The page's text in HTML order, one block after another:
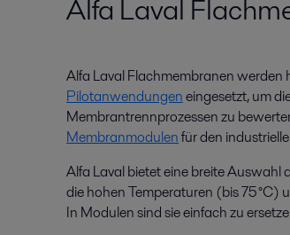
Alfa Laval
Alfa Laval Flachmembranen werden
Pilotanwendungeneingesetzt, um
Membrantrennprozessen zu
Membranmodulenfür den
Alfa Laval bietet eine breite
die hohen Temperaturen (bis 75 °C)
In Modulen sind sie einfach zu